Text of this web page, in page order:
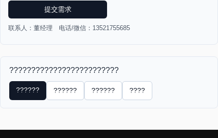
提交需求
联系人：董经理 电话/微信：13521755685
?????????????????????????
?????? ?????? ?????? ????